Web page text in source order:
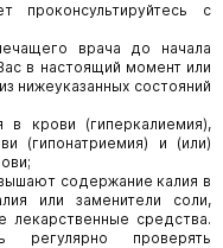
проконсультируйтесь с
врача до начала
в настоящий момент или
нижеуказанных состояний
крови (гиперкалиемия),
(гипонатриемия) и (или)
содержание калия в
или заменители соли,
лекарственные средства.
регулярно проверять